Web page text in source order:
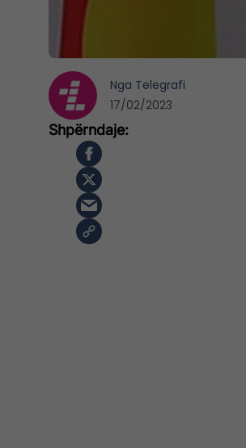
Nga Telegrafi
17/02/2023